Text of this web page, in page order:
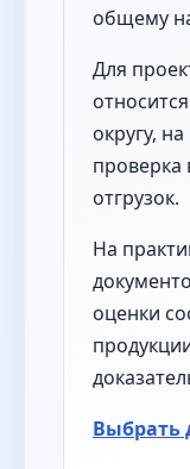
общему
Для
округу,
проверка
отгрузок.
На
оценки
Выбрать